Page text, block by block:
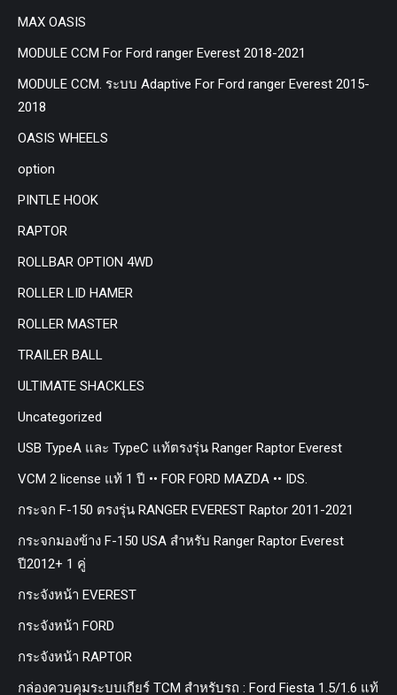
MAX OASIS
MODULE CCM For Ford ranger Everest 2018-2021
MODULE CCM. ระบบ Adaptive For Ford ranger Everest 2015-
2018
OASIS WHEELS
option
PINTLE HOOK
RAPTOR
ROLLBAR OPTION 4WD
ROLLER LID HAMER
ROLLER MASTER
TRAILER BALL
ULTIMATE SHACKLES
Uncategorized
USB TypeA และ TypeC แท้ตรงรุ่น Ranger Raptor Everest
VCM 2 license แท้ 1 ปี •• FOR FORD MAZDA •• IDS.
กระจก F-150 ตรงรุ่น RANGER EVEREST Raptor 2011-2021
กระจกมองข้าง F-150 USA สำหรับ Ranger Raptor Everest
ปี2012+ 1 คู่
กระจังหน้า EVEREST
กระจังหน้า FORD
กระจังหน้า RAPTOR
กล่องควบคุมระบบเกียร์ TCM สำหรับรถ : Ford Fiesta 1.5/1.6 แท้